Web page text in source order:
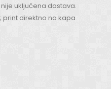
uključena dostava.
print direktno na kapa